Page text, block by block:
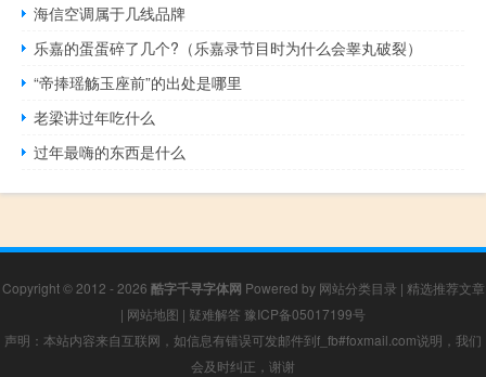
海信空调属于几线品牌
乐嘉的蛋蛋碎了几个?（乐嘉录节目时为什么会睾丸破裂）
“帝捧瑶觞玉座前”的出处是哪里
老梁讲过年吃什么
过年最嗨的东西是什么
Copyright © 2012 - 2026 酷字千寻字体网 Powered by 网站分类目录 | 精选推荐文章
| 网站地图 | 疑难解答 豫ICP备05017199号
声明：本站内容来自互联网，如信息有错误可发邮件到f_fb#foxmail.com说明，我们
会及时纠正，谢谢